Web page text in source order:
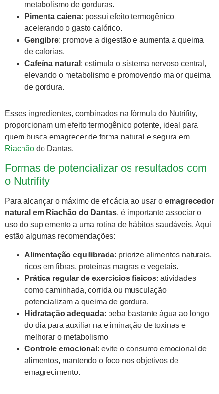
metabolismo de gorduras.
Pimenta caiena: possui efeito termogênico,
acelerando o gasto calórico.
Gengibre: promove a digestão e aumenta a queima
de calorias.
Cafeína natural : estimula o sistema nervoso central,
elevando o metabolismo e promovendo maior queima
de gordura.
Esses ingredientes, combinados na fórmula do Nutrifity,
proporcionam um efeito termogênico potente, ideal para
quem busca emagrecer de forma natural e segura em
Riachão do Dantas.
Formas de potencializar os resultados com
o Nutrifity
Para alcançar o máximo de eficácia ao usar o emagrecedor
natural em Riachão do Dantas, é importante associar o
uso do suplemento a uma rotina de hábitos saudáveis. Aqui
estão algumas recomendações:
Alimentação equilibrada: priorize alimentos naturais,
ricos em fibras, proteínas magras e vegetais.
Prática regular de exercícios físicos: atividades
como caminhada, corrida ou musculação
potencializam a queima de gordura.
Hidratação adequada: beba bastante água ao longo
do dia para auxiliar na eliminação de toxinas e
melhorar o metabolismo.
Controle emocional : evite o consumo emocional de
alimentos, mantendo o foco nos objetivos de
emagrecimento.